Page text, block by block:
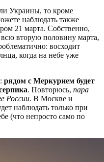
Украины, то кроме
наблюдать также
21 марта. Собственно,
вторую половину марта,
восходит
когда на небе уже
рядом с Меркурием будет
. Повторюсь, пара
России. В Москве и
наблюдать только при
(что непросто само по